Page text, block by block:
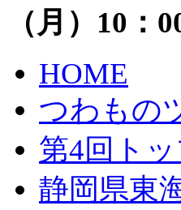
（月）10
HOME
つわもの
第4回ト
静岡県東